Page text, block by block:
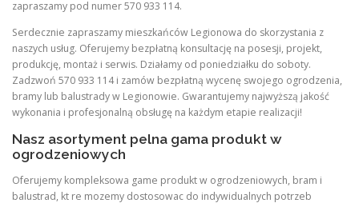
zapraszamy pod numer 570 933 114.
Serdecznie zapraszamy mieszkańców Legionowa do skorzystania z
naszych usług. Oferujemy bezpłatną konsultację na posesji, projekt,
produkcję, montaż i serwis. Działamy od poniedziałku do soboty.
Zadzwoń 570 933 114 i zamów bezpłatną wycenę swojego ogrodzenia,
bramy lub balustrady w Legionowie. Gwarantujemy najwyższą jakość
wykonania i profesjonalną obsługę na każdym etapie realizacji!
Nasz asortyment pelna gama produkt w
ogrodzeniowych
Oferujemy kompleksowa game produkt w ogrodzeniowych, bram i
balustrad, kt re mozemy dostosowac do indywidualnych potrzeb